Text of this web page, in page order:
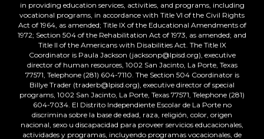
in providing education services, activities, and programs, including
vocational programs, in accordance with Title VI of the Civil Rights
Act of 1964, as amended; Title IX of the Educational Amendments of
1972; Section 504 of the Rehabilitation Act of 1973, as amended; and
Title II of the Americans with Disabilities Act. The Title IX
Coordinator is Paula Jackson (jacksonp@lpisd.org), executive
director of human resources, 1002 San Jacinto, La Porte, Texas
77571, Telephone (281) 604-7110. The Section 504 Coordinator is
Billye Trader (traderb@lpisd.org), executive director of special
programs, 1002 San Jacinto, La Porte, Texas 77571, Telephone (281)
604-7034. El Distrito Independiente Escolar de La Porte no
discrimina sobre la base de edad, raza, religión, color, origen
nacional, sexo u discapacidad para proveer servicios educacionales,
actividades y programas, incluyendo programas vocacionales, de